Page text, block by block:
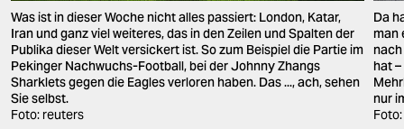
Was ist in dieser Woche nicht alles passiert: London, Katar,
Iran und ganz viel weiteres, das in den Zeilen und Spalten der
Publika dieser Welt versickert ist. So zum Beispiel die Partie im
Pekinger Nachwuchs-Football, bei der Johnny Zhangs
Sharklets gegen die Eagles verloren haben. Das ..., ach, sehen
Sie selbst.
Foto: reuters
Da
man
hat
nur